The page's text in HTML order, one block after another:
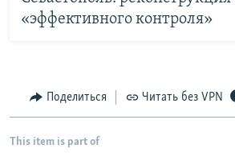
«эффективного контроля»
Поделиться Читать без VPN
This item is part of